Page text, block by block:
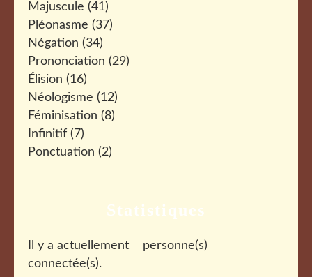
Majuscule (41)
Pléonasme (37)
Négation (34)
Prononciation (29)
Élision (16)
Néologisme (12)
Féminisation (8)
Infinitif (7)
Ponctuation (2)
Statistiques
Il y a actuellement
personne(s)
connectée(s).